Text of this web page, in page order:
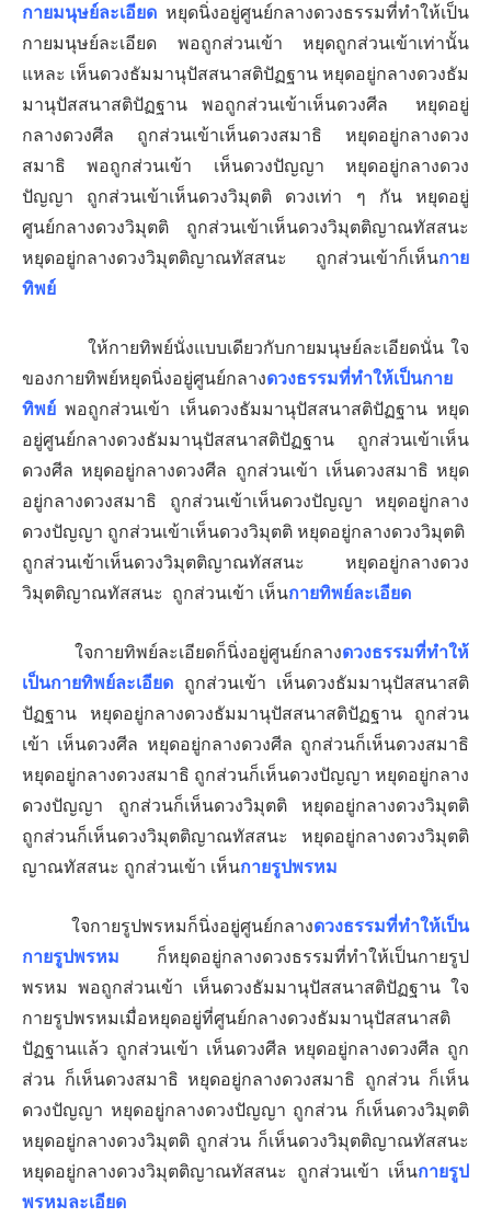
กายมนุษย์ละเอียด หยุดนิ่งอยู่ศูนย์กลางดวงธรรมที่ทำให้เป็น
กายมนุษย์ละเอียด พอถูกส่วนเข้า หยุดถูกส่วนเข้าเท่านั้น
แหละ เห็นดวงธัมมานุปัสสนาสติปัฏฐาน หยุดอยู่กลางดวงธัม
มานุปัสสนาสติปัฏฐาน พอถูกส่วนเข้าเห็นดวงศีล หยุดอยู่
กลางดวงศีล ถูกส่วนเข้าเห็นดวงสมาธิ หยุดอยู่กลางดวง
สมาธิ พอถูกส่วนเข้า เห็นดวงปัญญา หยุดอยู่กลางดวง
ปัญญา ถูกส่วนเข้าเห็นดวงวิมุตติ ดวงเท่า ๆ กัน หยุดอยู่
ศูนย์กลางดวงวิมุตติ ถูกส่วนเข้าเห็นดวงวิมุตติญาณทัสสนะ
หยุดอยู่กลางดวงวิมุตติญาณทัสสนะ ถูกส่วนเข้าก็เห็นกาย
ทิพย์
ให้กายทิพย์นั่งแบบเดียวกับกายมนุษย์ละเอียดนั่น ใจ
ของกายทิพย์หยุดนิ่งอยู่ศูนย์กลางดวงธรรมที่ทำให้เป็นกาย
ทิพย์ พอถูกส่วนเข้า เห็นดวงธัมมานุปัสสนาสติปัฏฐาน หยุด
อยู่ศูนย์กลางดวงธัมมานุปัสสนาสติปัฏฐาน ถูกส่วนเข้าเห็น
ดวงศีล หยุดอยู่กลางดวงศีล ถูกส่วนเข้า เห็นดวงสมาธิ หยุด
อยู่กลางดวงสมาธิ ถูกส่วนเข้าเห็นดวงปัญญา หยุดอยู่กลาง
ดวงปัญญา ถูกส่วนเข้าเห็นดวงวิมุตติ หยุดอยู่กลางดวงวิมุตติ
ถูกส่วนเข้าเห็นดวงวิมุตติญาณทัสสนะ หยุดอยู่กลางดวง
วิมุตติญาณทัสสนะ ถูกส่วนเข้า เห็นกายทิพย์ละเอียด
ใจกายทิพย์ละเอียดก็นิ่งอยู่ศูนย์กลางดวงธรรมที่ทำให้
เป็นกายทิพย์ละเอียด ถูกส่วนเข้า เห็นดวงธัมมานุปัสสนาสติ
ปัฏฐาน หยุดอยู่กลางดวงธัมมานุปัสสนาสติปัฏฐาน ถูกส่วน
เข้า เห็นดวงศีล หยุดอยู่กลางดวงศีล ถูกส่วนก็เห็นดวงสมาธิ
หยุดอยู่กลางดวงสมาธิ ถูกส่วนก็เห็นดวงปัญญา หยุดอยู่กลาง
ดวงปัญญา ถูกส่วนก็เห็นดวงวิมุตติ หยุดอยู่กลางดวงวิมุตติ
ถูกส่วนก็เห็นดวงวิมุตติญาณทัสสนะ หยุดอยู่กลางดวงวิมุตติ
ญาณทัสสนะ ถูกส่วนเข้า เห็นกายรูปพรหม
ใจกายรูปพรหมก็นิ่งอยู่ศูนย์กลางดวงธรรมที่ทำให้เป็น
กายรูปพรหม ก็หยุดอยู่กลางดวงธรรมที่ทำให้เป็นกายรูป
พรหม พอถูกส่วนเข้า เห็นดวงธัมมานุปัสสนาสติปัฏฐาน ใจ
กายรูปพรหมเมื่อหยุดอยู่ที่ศูนย์กลางดวงธัมมานุปัสสนาสติ
ปัฏฐานแล้ว ถูกส่วนเข้า เห็นดวงศีล หยุดอยู่กลางดวงศีล ถูก
ส่วน ก็เห็นดวงสมาธิ หยุดอยู่กลางดวงสมาธิ ถูกส่วน ก็เห็น
ดวงปัญญา หยุดอยู่กลางดวงปัญญา ถูกส่วน ก็เห็นดวงวิมุตติ
หยุดอยู่กลางดวงวิมุตติ ถูกส่วน ก็เห็นดวงวิมุตติญาณทัสสนะ
หยุดอยู่กลางดวงวิมุตติญาณทัสสนะ ถูกส่วนเข้า เห็นกายรูป
พรหมละเอียด